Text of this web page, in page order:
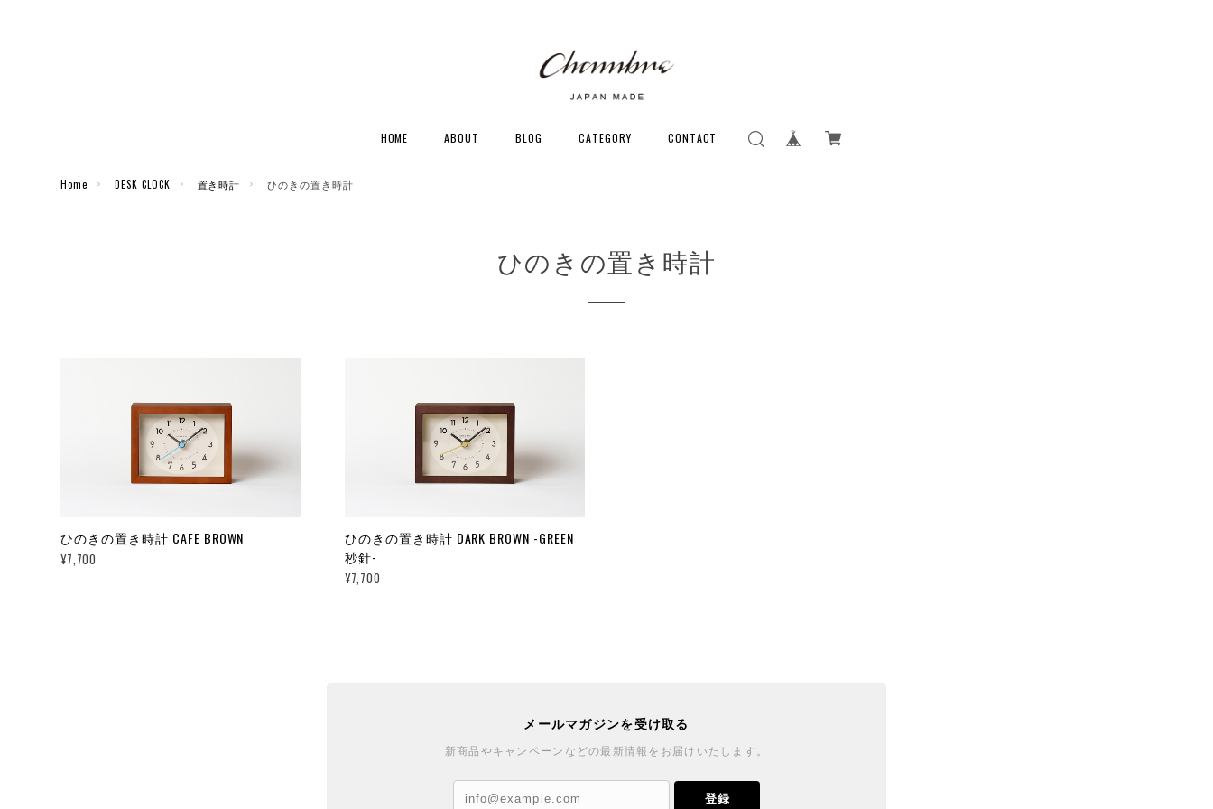
HOME ABOUT BLOG CATEGORY CONTACT
Home DESK CLOCK 置き時計 ひのきの置き時計
ひのきの置き時計
ひのきの置き時計 CAFE BROWN
¥7,700
ひのきの置き時計 DARK BROWN -GREEN
秒針-
¥7,700
メールマガジンを受け取る
新商品やキャンペーンなどの最新情報をお届けいたします。
登録